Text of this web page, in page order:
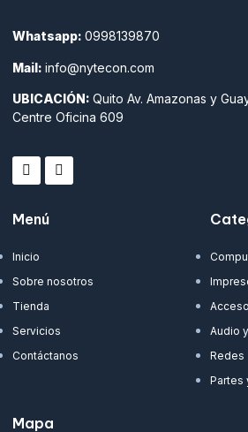
Whatsapp: 0998139870
Mail: info@nytecon.com
UBICACIÓN: Quito Av. Amazonas y
Centre Oficina 609
Menú
Inicio
Sobre nosotros
Tienda
Servicios
Contáctanos
Audio
Redes
Partes
Mapa